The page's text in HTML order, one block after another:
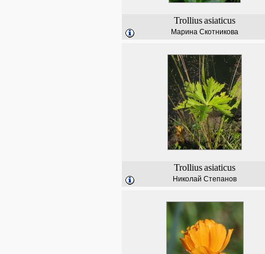
Trolliusasiaticus
Марина Скотникова
Trolliusasiaticus
Николай Степанов